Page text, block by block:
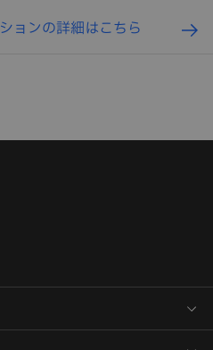
ョンの詳細はこちら